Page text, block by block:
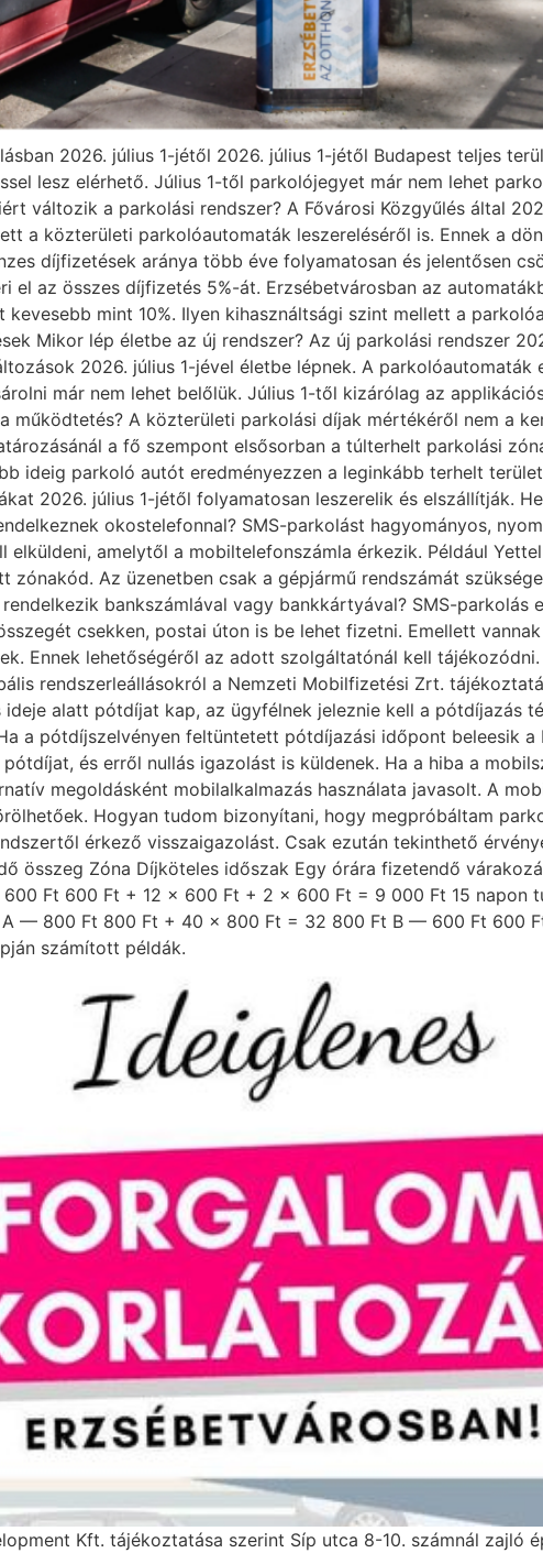
2026. július 1-jétől 2026. július 1-jétől Budapest teljes
lesz elérhető. Július 1-től parkolójegyet már nem lehet
változik a parkolási rendszer? A Fővárosi Közgyűlés által
a közterületi parkolóautomaták leszereléséről is. Ennek a
díjfizetések aránya több éve folyamatosan és jelentősen
el az összes díjfizetés 5%-át. Erzsébetvárosban az
mint 10%. Ilyen kihasználtsági szint mellett a
Mikor lép életbe az új rendszer? Az új parkolási rendszer
2026. július 1-jével életbe lépnek. A
már nem lehet belőlük. Július 1-től kizárólag az
működtetés? A közterületi parkolási díjak mértékéről nem a
a fő szempont elsősorban a túlterhelt parkolási
ideig parkoló autót eredményezzen a leginkább terhelt
2026. július 1-jétől folyamatosan leszerelik és elszállítják.
okostelefonnal? SMS-parkolást hagyományos,
amelytől a mobiltelefonszámla érkezik. Például
Az üzenetben csak a gépjármű rendszámát
bankszámlával vagy bankkártyával? SMS-
csekken, postai úton is be lehet fizetni. Emellett
Ennek lehetőségéről az adott szolgáltatónál kell
rendszerleállásokról a Nemzeti Mobilfizetési Zrt.
ideje alatt pótdíjat kap, az ügyfélnek jeleznie kell a pótdíjazás
a pótdíjszelvényen feltüntetett pótdíjazási időpont beleesik
és erről nullás igazolást is küldenek. Ha a hiba a
megoldásként mobilalkalmazás használata javasolt. A
Hogyan tudom bizonyítani, hogy megpróbáltam
érkező visszaigazolást. Csak ezután tekinthető
összeg Zóna Díjköteles időszak Egy órára fizetendő
Ft 600 Ft + 12 × 600 Ft + 2 × 600 Ft = 9 000 Ft 15 napon
— 800 Ft 800 Ft + 40 × 800 Ft = 32 800 Ft B — 600 Ft 600
számított példák.
Kft. tájékoztatása szerint Síp utca 8-10. számnál zajló